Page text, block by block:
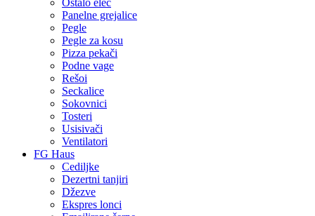
Ostalo elec
Panelne grejalice
Pegle
Pegle za kosu
Pizza pekači
Podne vage
Rešoi
Seckalice
Sokovnici
Tosteri
Usisivači
Ventilatori
FG Haus
Cediljke
Dezertni tanjiri
Džezve
Ekspres lonci